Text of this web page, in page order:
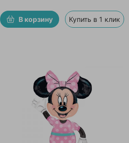
В корзину Купить в 1 клик